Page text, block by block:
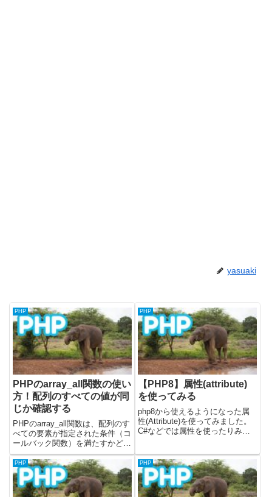
yasuaki
PHP
PHPのarray_all関数の使い
方！配列のすべての値が同
じか確認する
PHPのarray_all関数は、配列のす
べての要素が指定された条件（コ
ールバック関数）を満たすかどう
かを判定します。PHPのバージ
ョン8.4から使用できるようにな
った関数です。この関数を使う
と、配列内のすべての要素を効率
的にチェックし、条...
PHP
【PHP8】属性(attribute)
を使ってみる
php8から使えるようになった属
性(Attribute)を使ってみました。
C#などでは属性を使ったりみた
今回は属性を自作してみました。
属性を使って、２つのことを試し
てみました。- ...
PHP PHP